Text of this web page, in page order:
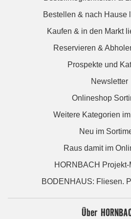
Bestellen & nach Hause
Kaufen & in den Markt
Reservieren &
Prospekte und
Newsletter
Onlineshop
Weitere Kategorien
Neu im
Raus damit im
HORNBACH Projekt-
BODENHAUS: Fliesen.
Über